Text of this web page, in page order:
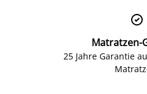

Matratzen-
25 Jahre Garantie